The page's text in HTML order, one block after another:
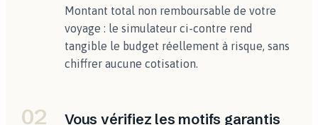
Montant total non remboursable de votre
voyage : le simulateur ci-contre rend
tangible le budget réellement à risque, sans
chiffrer aucune cotisation.
02 Vous vérifiez les motifs garantis